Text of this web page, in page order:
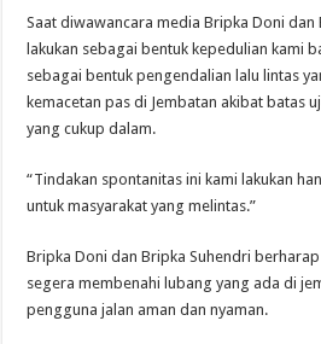
Saat diwawancara media Bripka Doni dan
lakukan sebagai bentuk kepedulian kami
sebagai bentuk pengendalian lalu lintas
kemacetan pas di Jembatan akibat batas
yang cukup dalam.
“Tindakan spontanitas ini kami lakukan
untuk masyarakat yang melintas.”
Bripka Doni dan Bripka Suhendri
segera membenahi lubang yang ada di
pengguna jalan aman dan nyaman.